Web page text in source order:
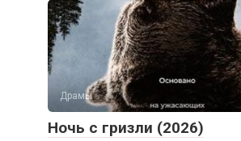
Ночь с гризли (2026)